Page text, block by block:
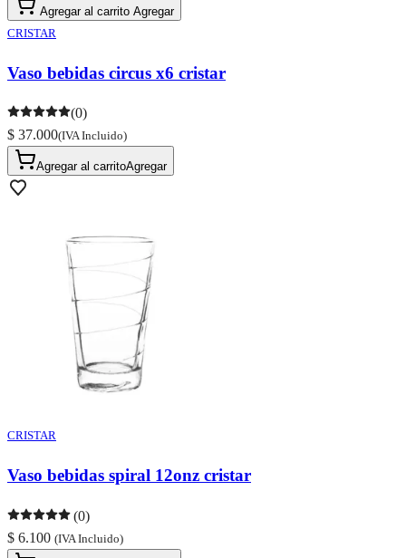
Agregar al carrito Agregar
CRISTAR
Vaso bebidas circus x6 cristar
(0)
$ 37.000(IVA Incluido)
Agregar al carritoAgregar
CRISTAR
Vaso bebidas spiral 12onz cristar
(0)
$ 6.100 (IVA Incluido)